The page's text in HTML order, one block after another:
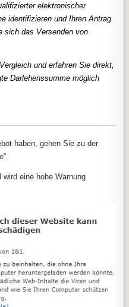
elektronischer
identifizieren und Ihren Antrag
sich das Versenden von
und erfahren Sie direkt,
Darlehenssumme möglich
haben, gehen Sie zu der
eine hohe Warnung